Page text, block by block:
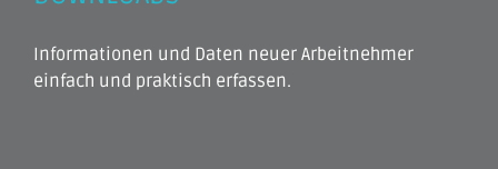
Informationen und Daten neuer Arbeitnehmer
einfach und praktisch erfassen.